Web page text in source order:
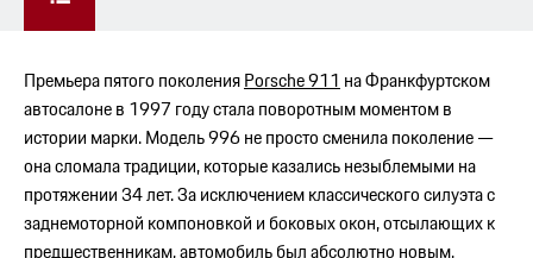
Премьера пятого поколенияPorsche 911на Франкфуртском
автосалоне в 1997 году стала поворотным моментом в
истории марки. Модель 996 не просто сменила поколение —
она сломала традиции, которые казались незыблемыми на
протяжении 34 лет. За исключением классического силуэта с
заднемоторной компоновкой и боковых окон, отсылающих к
предшественникам, автомобиль был абсолютно новым.